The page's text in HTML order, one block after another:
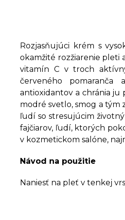
Rozjasňujúci krém s
okamžité rozžiarenie pleti
vitamín C v troch
červeného
antioxidantov a chránia ju
modré svetlo, smog a
ľudí so stresujúcim
fajčiarov, ľudí, ktorých
v kozmetickom salóne,
Návod na použitie
Naniesť na pleť v tenkej